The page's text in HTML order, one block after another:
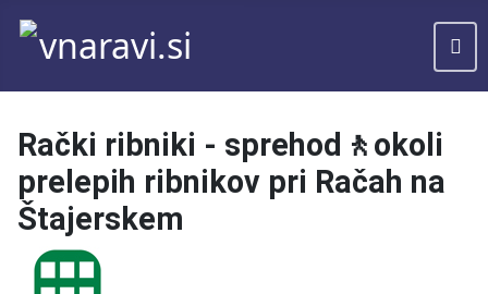
Rački ribniki - sprehod🚶okoli
prelepih ribnikov pri Račah na
Štajerskem